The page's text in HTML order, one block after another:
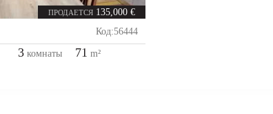
ПРОДАЕТСЯ 135,000 €
Код:56444
3комнаты 71 m²